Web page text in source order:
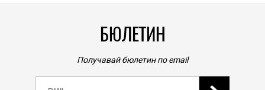
БЮЛЕТИН
Получавай бюлетин по email